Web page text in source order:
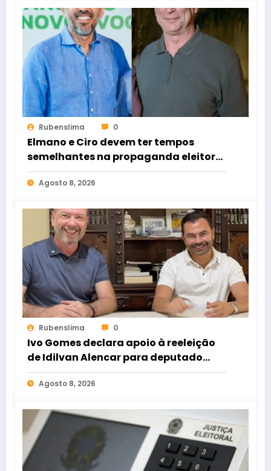
Rubenslima 0
Elmano e Ciro devem ter tempos
semelhantes na propaganda eleitoral
de rádio e TV
Agosto 8, 2026
Rubenslima 0
Ivo Gomes declara apoio à reeleição
de Idilvan Alencar para deputado
federal
Agosto 8, 2026